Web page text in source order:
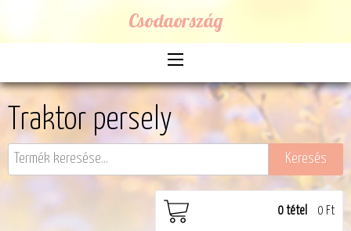
Csodaország
Traktor persely
0tétel 0 Ft